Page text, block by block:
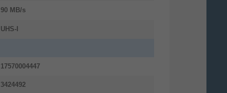
90 MB/s
UHS-I
17570004447
3424492